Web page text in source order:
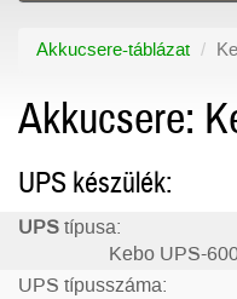
Akkucsere-táblázat
Akkucsere:
UPS készülék:
UPS típusa:
Kebo UPS-
UPS típusszáma: